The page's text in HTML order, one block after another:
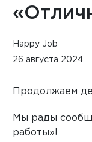
Happy Job
26 августа 2024
Продолжаем
Мы рады
работы»!